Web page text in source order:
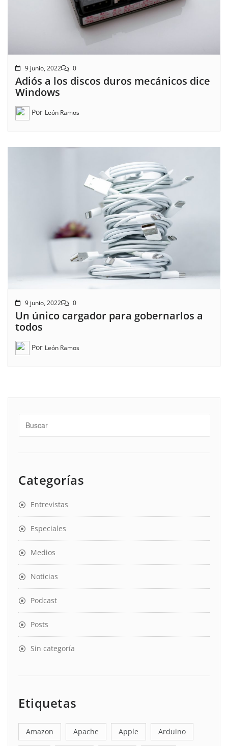
9 junio, 2022 0
Adiós a los discos duros mecánicos dice
Windows
Por León Ramos
9 junio, 2022 0
Un único cargador para gobernarlos a
todos
Por León Ramos
Categorías
Entrevistas
Especiales
Medios
Noticias
Podcast
Posts
Sin categoría
Etiquetas
Amazon Apache Apple Arduino